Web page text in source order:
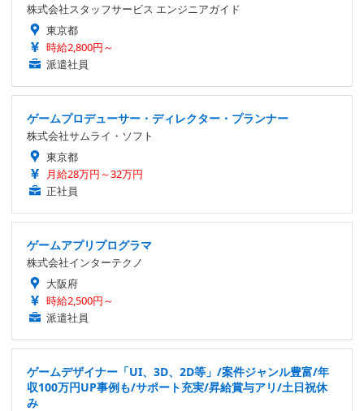
株式会社スタッフサービス エンジニアガイド
東京都
時給2,800円～
派遣社員
ゲームプロデューサー・ディレクター・プランナー
株式会社サムライ・ソフト
東京都
月給28万円～32万円
正社員
ゲームアプリプログラマ
株式会社インターテクノ
大阪府
時給2,500円～
派遣社員
ゲームデザイナー「UI、3D、2D等」/案件ジャンル豊富/年
収100万円UP事例も/サポート充実/昇給賞与アリ/土日祝休
み